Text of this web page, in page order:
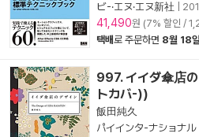
ビ-·エヌ·エヌ新社
41,490원 (7% 할인 /
택배로 주문하면 8월 18
997. イイダ傘店
トカバ-))
飯田純久
パイインタ-ナショナル|